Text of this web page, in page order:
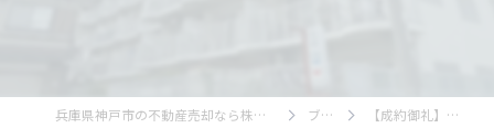
兵庫県神戸市の不動産売却なら株式会社Wing不動産流通 ブログ 【成約御礼】神戸市兵庫区